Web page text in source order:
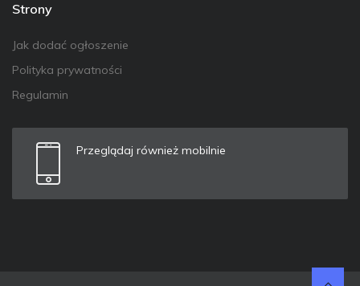
Strony
Jak dodać ogłoszenie
Polityka prywatności
Regulamin
Przeglądaj również mobilnie